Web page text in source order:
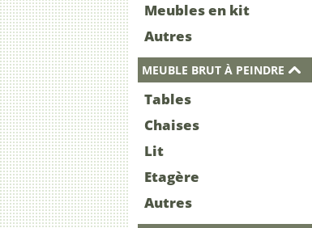
Meubles en kit
Autres
MEUBLE BRUT À PEINDRE
Tables
Chaises
Lit
Etagère
Autres